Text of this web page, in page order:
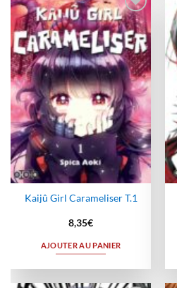
Ajouter
à la
wishlist
Kaijû Girl Carameliser T.1
8,35€
AJOUTER AU PANIER